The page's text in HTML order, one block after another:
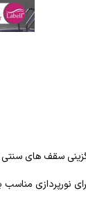
سقف های
نورپردازی